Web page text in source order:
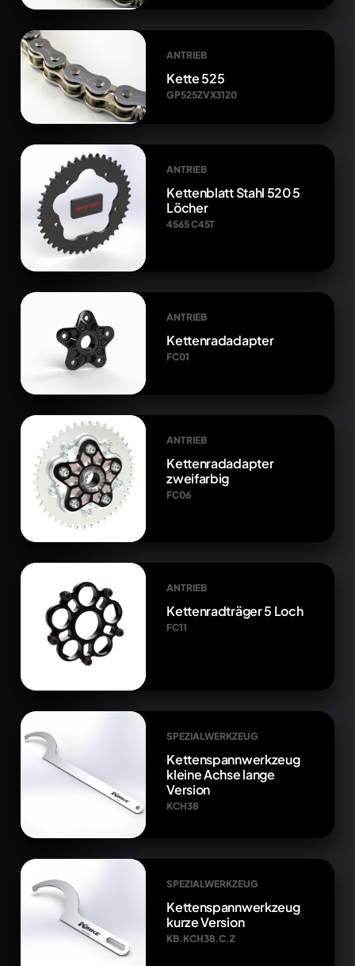
ANTRIEB
Kette 525
GP525ZVX3120
ANTRIEB
Kettenblatt Stahl 520 5
Löcher
4565 C45T
ANTRIEB
Kettenradadapter
FC01
ANTRIEB
Kettenradadapter
zweifarbig
FC06
ANTRIEB
Kettenradträger 5 Loch
FC11
SPEZIALWERKZEUG
Kettenspannwerkzeug
kleine Achse lange
Version
KCH38
SPEZIALWERKZEUG
Kettenspannwerkzeug
kurze Version
KB.KCH38.C.Z